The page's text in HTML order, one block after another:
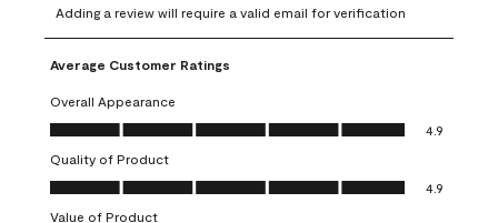
to
rate
the
item
with
1
This
action
will
to
rate
the
with
2
This
action
will
to
rate
the
item
3
action
to
rate
4
action
to
rate
5
action
Adding a review will require a valid email for verification
Average Customer Ratings
Overall Appearance
Overall Appearance, 4.9 out of 5
4.9
Quality of Product
Quality of Product, 4.9 out of 5
4.9
Value of Product